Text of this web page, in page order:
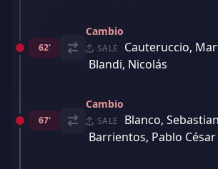
62'
Cambio
SALE Cauteruccio,
Blandi, Nicolás
67'
Cambio
SALE Blanco, Sebastian
Barrientos, Pablo César